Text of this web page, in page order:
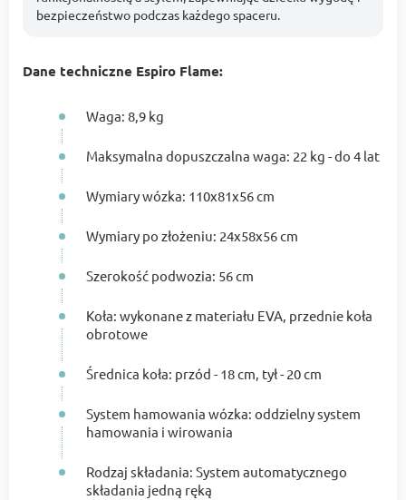
bezpieczeństwo podczas każdego spaceru.
Dane techniczne Espiro Flame:
Waga: 8,9 kg
Maksymalna dopuszczalna waga: 22 kg - do 4 lat
Wymiary wózka: 110x81x56 cm
Wymiary po złożeniu: 24x58x56 cm
Szerokość podwozia: 56 cm
Koła: wykonane z materiału EVA, przednie koła
obrotowe
Średnica koła: przód - 18 cm, tył - 20 cm
System hamowania wózka: oddzielny system
hamowania i wirowania
Rodzaj składania: System automatycznego
składania jedną ręką